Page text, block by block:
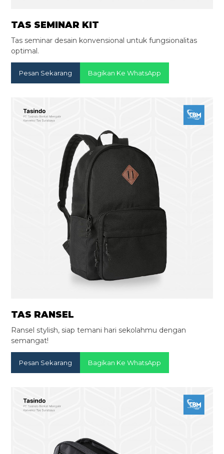
TAS SEMINAR KIT
Tas seminar desain konvensional untuk fungsionalitas
optimal.
Pesan Sekarang Bagikan Ke WhatsApp
TAS RANSEL
Ransel stylish, siap temani hari sekolahmu dengan
semangat!
Pesan Sekarang Bagikan Ke WhatsApp